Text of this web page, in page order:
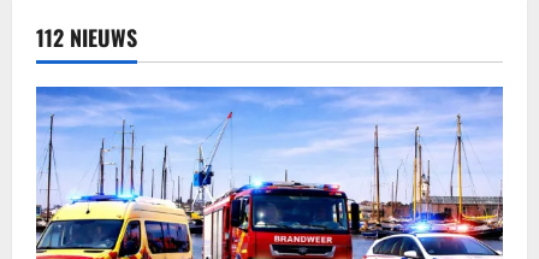
112 NIEUWS